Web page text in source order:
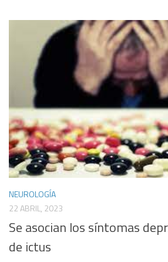
NEUROLOGÍA
22 ABRIL, 2023
Se asocian los síntomas
de ictus